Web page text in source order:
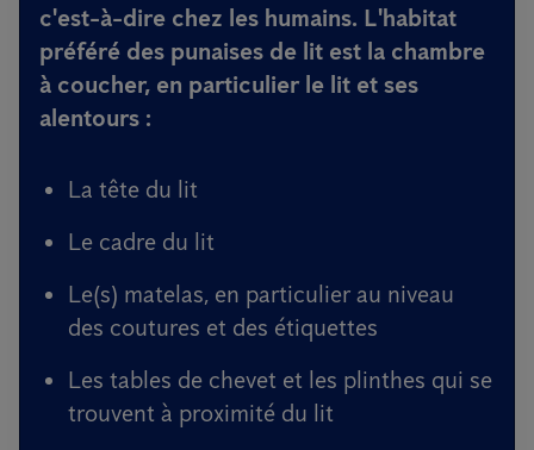
c'est-à-dire chez les humains. L'habitat
préféré des punaises de lit est la chambre
à coucher, en particulier le lit et ses
alentours :
La tête du lit
Le cadre du lit
Le(s) matelas, en particulier au niveau
des coutures et des étiquettes
Les tables de chevet et les plinthes qui se
trouvent à proximité du lit